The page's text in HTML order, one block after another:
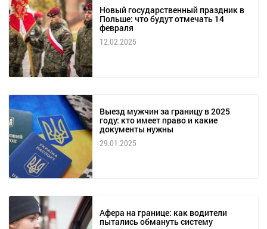
Новый государственный праздник в
Польше: что будут отмечать 14
февраля
12.02.2025
Выезд мужчин за границу в 2025
году: кто имеет право и какие
документы нужны
29.01.2025
Афера на границе: как водители
пытались обмануть систему